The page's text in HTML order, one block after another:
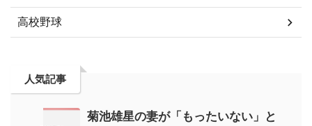
高校野球
人気記事
菊池雄星の妻が「もったいない」と